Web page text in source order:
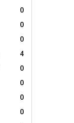
0
0
0
4
0
0
0
0